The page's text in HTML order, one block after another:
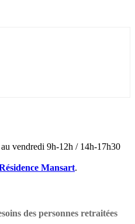
vendredi 9h-12h / 14h-17h30
Mansart.
des personnes retraitées